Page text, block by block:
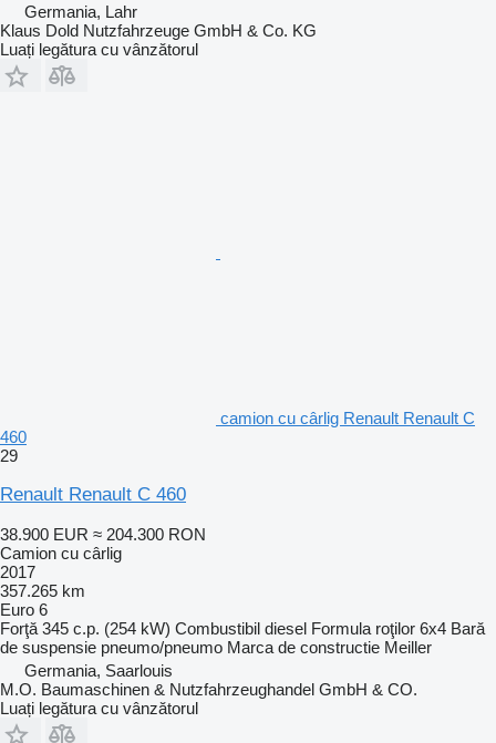
Germania, Lahr
Klaus Dold Nutzfahrzeuge GmbH & Co. KG
Luați legătura cu vânzătorul
camion cu cârlig Renault Renault C
460
29
Renault Renault C 460
38.900 EUR ≈ 204.300 RON
Camion cu cârlig
2017
357.265 km
Euro 6
Forţă 345 c.p. (254 kW) Combustibil diesel Formula roţilor 6x4 Bară
de suspensie pneumo/pneumo Marca de constructie Meiller
Germania, Saarlouis
M.O. Baumaschinen & Nutzfahrzeughandel GmbH & CO.
Luați legătura cu vânzătorul